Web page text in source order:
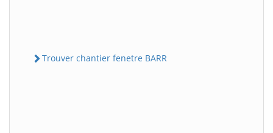
Trouver chantier fenetre BARR